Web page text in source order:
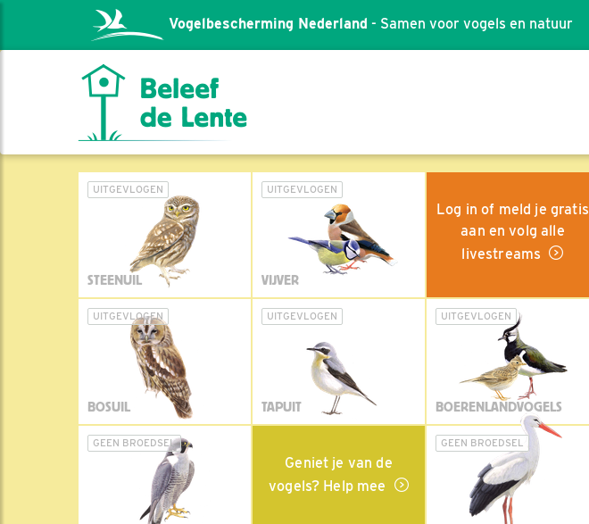
Vogelbescherming Nederland - Samen voor vogels en natuur
UITGEVLOGEN
STEENUIL
UITGEVLOGEN
VIJVER
Log in of meld je gratis
aan en volg alle
livestreams
UITGEVLOGEN
BOSUIL
UITGEVLOGEN
TAPUIT
UITGEVLOGEN
BOERENLANDVOGELS
GEEN BROEDSEL
Geniet je van de
vogels? Help mee
GEEN BROEDSEL